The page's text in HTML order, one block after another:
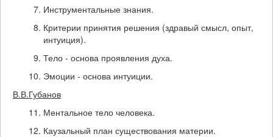
Инструментальные знания.
Критерии принятия решения (здравый смысл, опыт,
интуиция).
Тело - основа проявления духа.
Эмоции - основа интуиции.
В.В.Губанов
Ментальное тело человека.
Каузальный план существования материи.